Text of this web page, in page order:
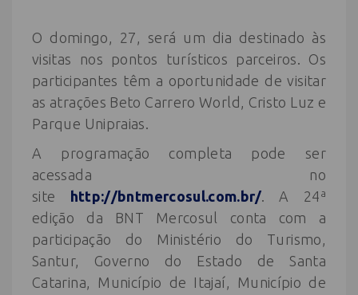
O domingo, 27, será um dia destinado às
visitas nos pontos turísticos parceiros. Os
participantes têm a oportunidade de visitar
as atrações Beto Carrero World, Cristo Luz e
Parque Unipraias.
A programação completa pode ser
acessada no
site
http://bntmercosul.com.br/. A 24ª
edição da BNT Mercosul conta com a
participação do Ministério do Turismo,
Santur, Governo do Estado de Santa
Catarina, Município de Itajaí, Município de